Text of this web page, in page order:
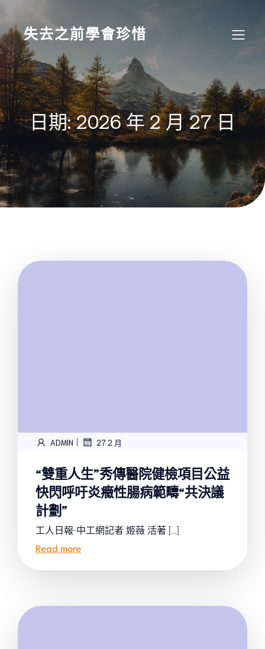
content
失去之前學會珍惜
日期:2026 年 2 月 27 日
ADMIN | 27 2 月
“雙重人生”秀傳醫院健檢項目公益
快閃呼吁炎癥性腸病範疇“共決議
計劃”
工人日報-中工網記者 姬薇 活著 […]
Read more